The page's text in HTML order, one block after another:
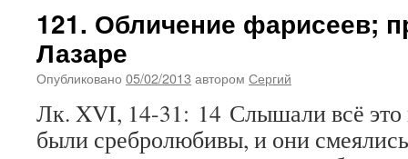
121. Обличение фарисеев;
Лазаре
Опубликовано 05/02/2013 автором Сергий
Лк. XVI, 14-31: 14 Слышали всё это
были сребролюбивы, и они